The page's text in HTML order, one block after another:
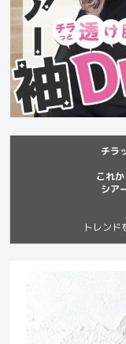
チラ
これ
シア
トレン